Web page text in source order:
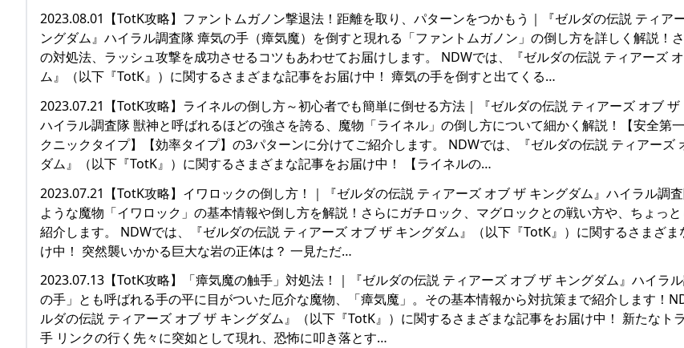
2023.08.01【TotK攻略】ファントムガノン撃退法！距離を取り、パターンをつかもう｜『ゼルダの伝説 ティア
ングダム』ハイラル調査隊 瘴気の手（瘴気魔）を倒すと現れる「ファントムガノン」の倒し方を詳しく解説！
の対処法、ラッシュ攻撃を成功させるコツもあわせてお届けします。 NDWでは、『ゼルダの伝説 ティアーズ
ム』（以下『TotK』）に関するさまざまな記事をお届け中！ 瘴気の手を倒すと出てくる…
2023.07.21【TotK攻略】ライネルの倒し方～初心者でも簡単に倒せる方法｜『ゼルダの伝説 ティアーズ オブ ザ
ハイラル調査隊 獣神と呼ばれるほどの強さを誇る、魔物「ライネル」の倒し方について細かく解説！【安全第
クニックタイプ】【効率タイプ】の3パターンに分けてご紹介します。 NDWでは、『ゼルダの伝説 ティアーズ
ダム』（以下『TotK』）に関するさまざまな記事をお届け中！ 【ライネルの…
2023.07.21【TotK攻略】イワロックの倒し方！｜『ゼルダの伝説 ティアーズ オブ ザ キングダム』ハイラル調
ような魔物「イワロック」の基本情報や倒し方を解説！さらにガチロック、マグロックとの戦い方や、ちょっ
紹介します。 NDWでは、『ゼルダの伝説 ティアーズ オブ ザ キングダム』（以下『TotK』）に関するさまざま
け中！ 突然襲いかかる巨大な岩の正体は？ 一見ただ…
2023.07.13【TotK攻略】「瘴気魔の触手」対処法！｜『ゼルダの伝説 ティアーズ オブ ザ キングダム』ハイラ
の手」とも呼ばれる手の平に目がついた厄介な魔物、「瘴気魔」。その基本情報から対抗策まで紹介します！
ルダの伝説 ティアーズ オブ ザ キングダム』（以下『TotK』）に関するさまざまな記事をお届け中！ 新たなト
手 リンクの行く先々に突如として現れ、恐怖に叩き落とす…